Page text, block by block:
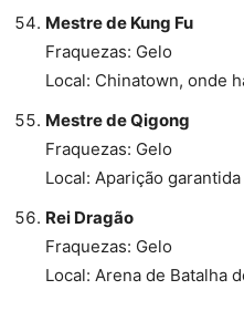
Mestre de Kung Fu
Fraquezas: Gelo
Local: Chinatown, onde
Mestre de Qigong
Fraquezas: Gelo
Local: Aparição garantida
Rei Dragão
Fraquezas: Gelo
Local: Arena de Batalha